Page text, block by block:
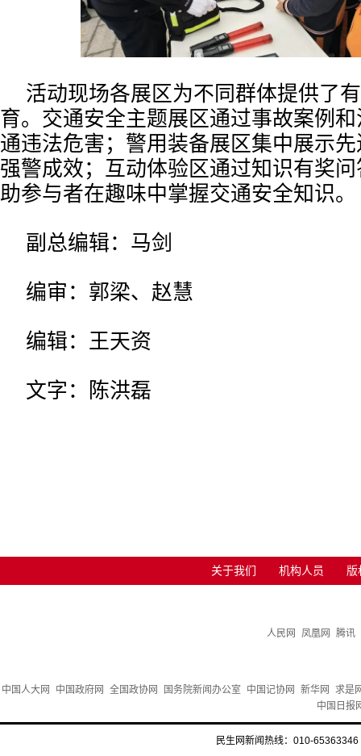
活动现场各展区为不同群体提供了
育。交通安全主题展区通过事故案例
通违法危害；警用装备展区集中展示
强警成效；互动体验区通过知识有奖
助参与者在趣味中掌握交通安全知识。
副总编辑：马剑
编审：郭梁、赵慧
编辑：王天资
文字：陈洪磊
关于我们 机构人员 版
人民网 凤凰网 腾讯
中国人大网 中国政府网 全国政协网 国务院新闻办公室 中国记协网 新华网
求是
中国日报
民生网新闻热线：010-